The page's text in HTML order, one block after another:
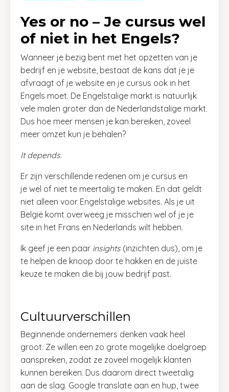
Yes or no – Je cursus wel
of niet in het Engels?
Wanneer je bezig bent met het opzetten van je
bedrijf en je website, bestaat de kans dat je je
afvraagt of je website en je cursus ook in het
Engels moet. De Engelstalige markt is natuurlijk
vele malen groter dan de Nederlandstalige markt.
Dus hoe meer mensen je kan bereiken, zoveel
meer omzet kun je behalen?
It depends.
Er zijn verschillende redenen om je cursus en
je wel of niet te meertalig te maken. En dat geldt
niet alleen voor Engelstalige websites. Als je uit
België komt overweeg je misschien wel of je je
site in het Frans en Nederlands wilt hebben.
Ik geef je een paar insights (inzichten dus), om je
te helpen de knoop door te hakken en de juiste
keuze te maken die bij jouw bedrijf past.
Cultuurverschillen
Beginnende ondernemers denken vaak heel
groot. Ze willen een zo grote mogelijke doelgroep
aanspreken, zodat ze zoveel mogelijk klanten
kunnen bereiken. Dus daarom direct tweetalig
aan de slag. Google translate aan en hup, twee